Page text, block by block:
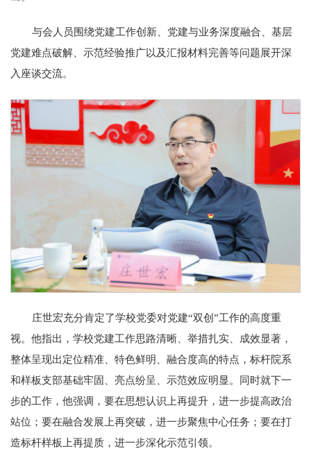
与会人员围绕党建工作创新、党建与业务深度融合、基层
党建难点破解、示范经验推广以及汇报材料完善等问题展开深
入座谈交流。
庄世宏充分肯定了学校党委对党建“双创”工作的高度重
视。他指出，学校党建工作思路清晰、举措扎实、成效显著，
整体呈现出定位精准、特色鲜明、融合度高的特点，标杆院系
和样板支部基础牢固、亮点纷呈、示范效应明显。同时就下一
步的工作，他强调，要在思想认识上再提升，进一步提高政治
站位；要在融合发展上再突破，进一步聚焦中心任务；要在打
造标杆样板上再提质，进一步深化示范引领。